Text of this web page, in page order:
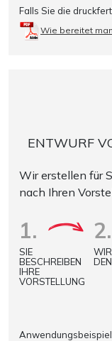
Falls Sie die
Wie bereitet
ENTWURF
Wir erstellen für
nach Ihren
1.
SIE
BESCHREIBEN
IHRE
VORSTELLUNG
2.